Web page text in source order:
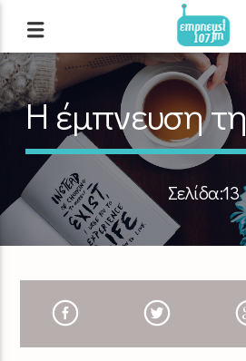
Η έμπνευση
Σελίδα:13